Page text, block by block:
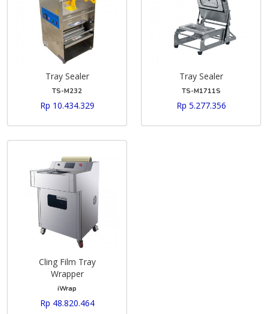
Tray Sealer
TS-M232
Rp 10.434.329
Tray Sealer
TS-M1711S
Rp 5.277.356
Cling Film Tray
Wrapper
iWrap
Rp 48.820.464